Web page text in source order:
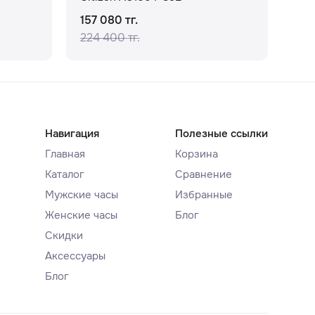
157 080 тг.
224 400 тг.
Навигация
Главная
Каталог
Мужские часы
Женские часы
Скидки
Аксессуары
Блог
Полезные ссылки
Корзина
Сравнение
Избранные
Блог